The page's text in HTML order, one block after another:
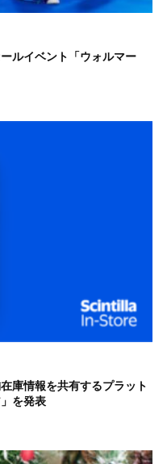
ルイベント「ウォルマー
庫情報を共有するプラット
を発表